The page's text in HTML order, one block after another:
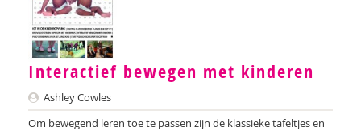
Interactief bewegen met kinderen
Ashley Cowles
Om bewegend leren toe te passen zijn de klassieke tafeltjes en